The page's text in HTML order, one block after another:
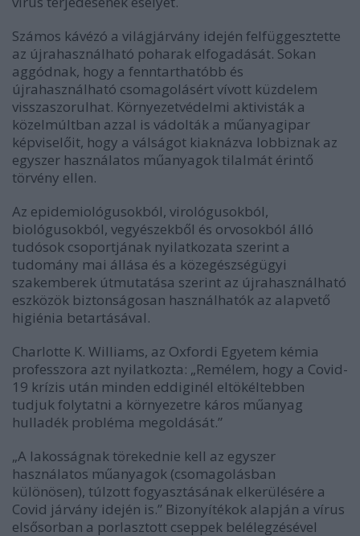
Számos kávézó a világjárvány idején felfüggesztette
az újrahasználható poharak elfogadását. Sokan
aggódnak, hogy a fenntarthatóbb és
újrahasználható csomagolásért vívott küzdelem
visszaszorulhat. Környezetvédelmi aktivisták a
közelmúltban azzal is vádolták a műanyagipar
képviselőit, hogy a válságot kiaknázva lobbiznak az
egyszer használatos műanyagok tilalmát érintő
törvény ellen.
Az epidemiológusokból, virológusokból,
biológusokból, vegyészekből és orvosokból álló
tudósok csoportjának nyilatkozata szerint a
tudomány mai állása és a közegészségügyi
szakemberek útmutatása szerint az újrahasználható
eszközök biztonságosan használhatók az alapvető
higiénia betartásával.
Charlotte K. Williams, az Oxfordi Egyetem kémia
professzora azt nyilatkozta: „Remélem, hogy a Covid-
19 krízis után minden eddiginél eltökéltebben
tudjuk folytatni a környezetre káros műanyag
hulladék probléma megoldását.”
„A lakosságnak törekednie kell az egyszer
használatos műanyagok (csomagolásban
különösen), túlzott fogyasztásának elkerülésére a
Covid járvány idején is.” Bizonyítékok alapján a vírus
elsősorban a porlasztott cseppek belélegzésével